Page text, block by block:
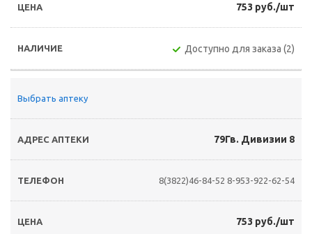
753 руб./шт
Доступно для заказа (2)
Выбрать аптеку
79Гв. Дивизии 8
8(3822)46-84-52 8-953-922-62-54
753 руб./шт